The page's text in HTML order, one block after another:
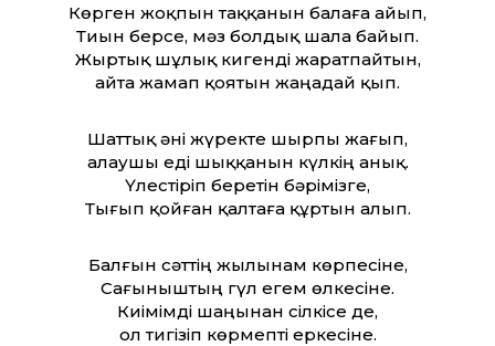
Көрген жоқпын таққанын балаға айып,
Тиын берсе, мәз болдық шала байып.
Жыртық шұлық кигенді жаратпайтын,
Қайта жамап қоятын жаңадай қып.
Шаттық әні жүректе шырпы жағып,
Қалаушы еді шыққанын күлкің анық.
Үлестіріп беретін бәрімізге,
Тығып қойған қалтаға құртын алып.
Балғын сәттің жылынам көрпесіне,
Сағыныштың гүл егем өлкесіне.
Киімімді шаңынан сілкісе де,
Қол тигізіп көрмепті еркесіне.